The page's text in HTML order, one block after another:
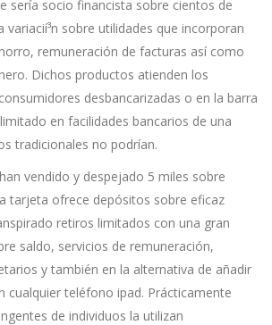
serí­a socio financista sobre cientos de
variacií³n sobre utilidades que incorporan
remuneración de facturas así­ como
Dichos productos atienden los
desbancarizadas o en la barra
en facilidades bancarios de una
tradicionales no podrían.
vendido y despejado 5 miles sobre
tarjeta ofrece depósitos sobre eficaz
retiros limitados con una gran
saldo, servicios de remuneración,
y también en la alternativa de añadir
cualquier teléfono ipad. Prácticamente
de individuos la utilizan